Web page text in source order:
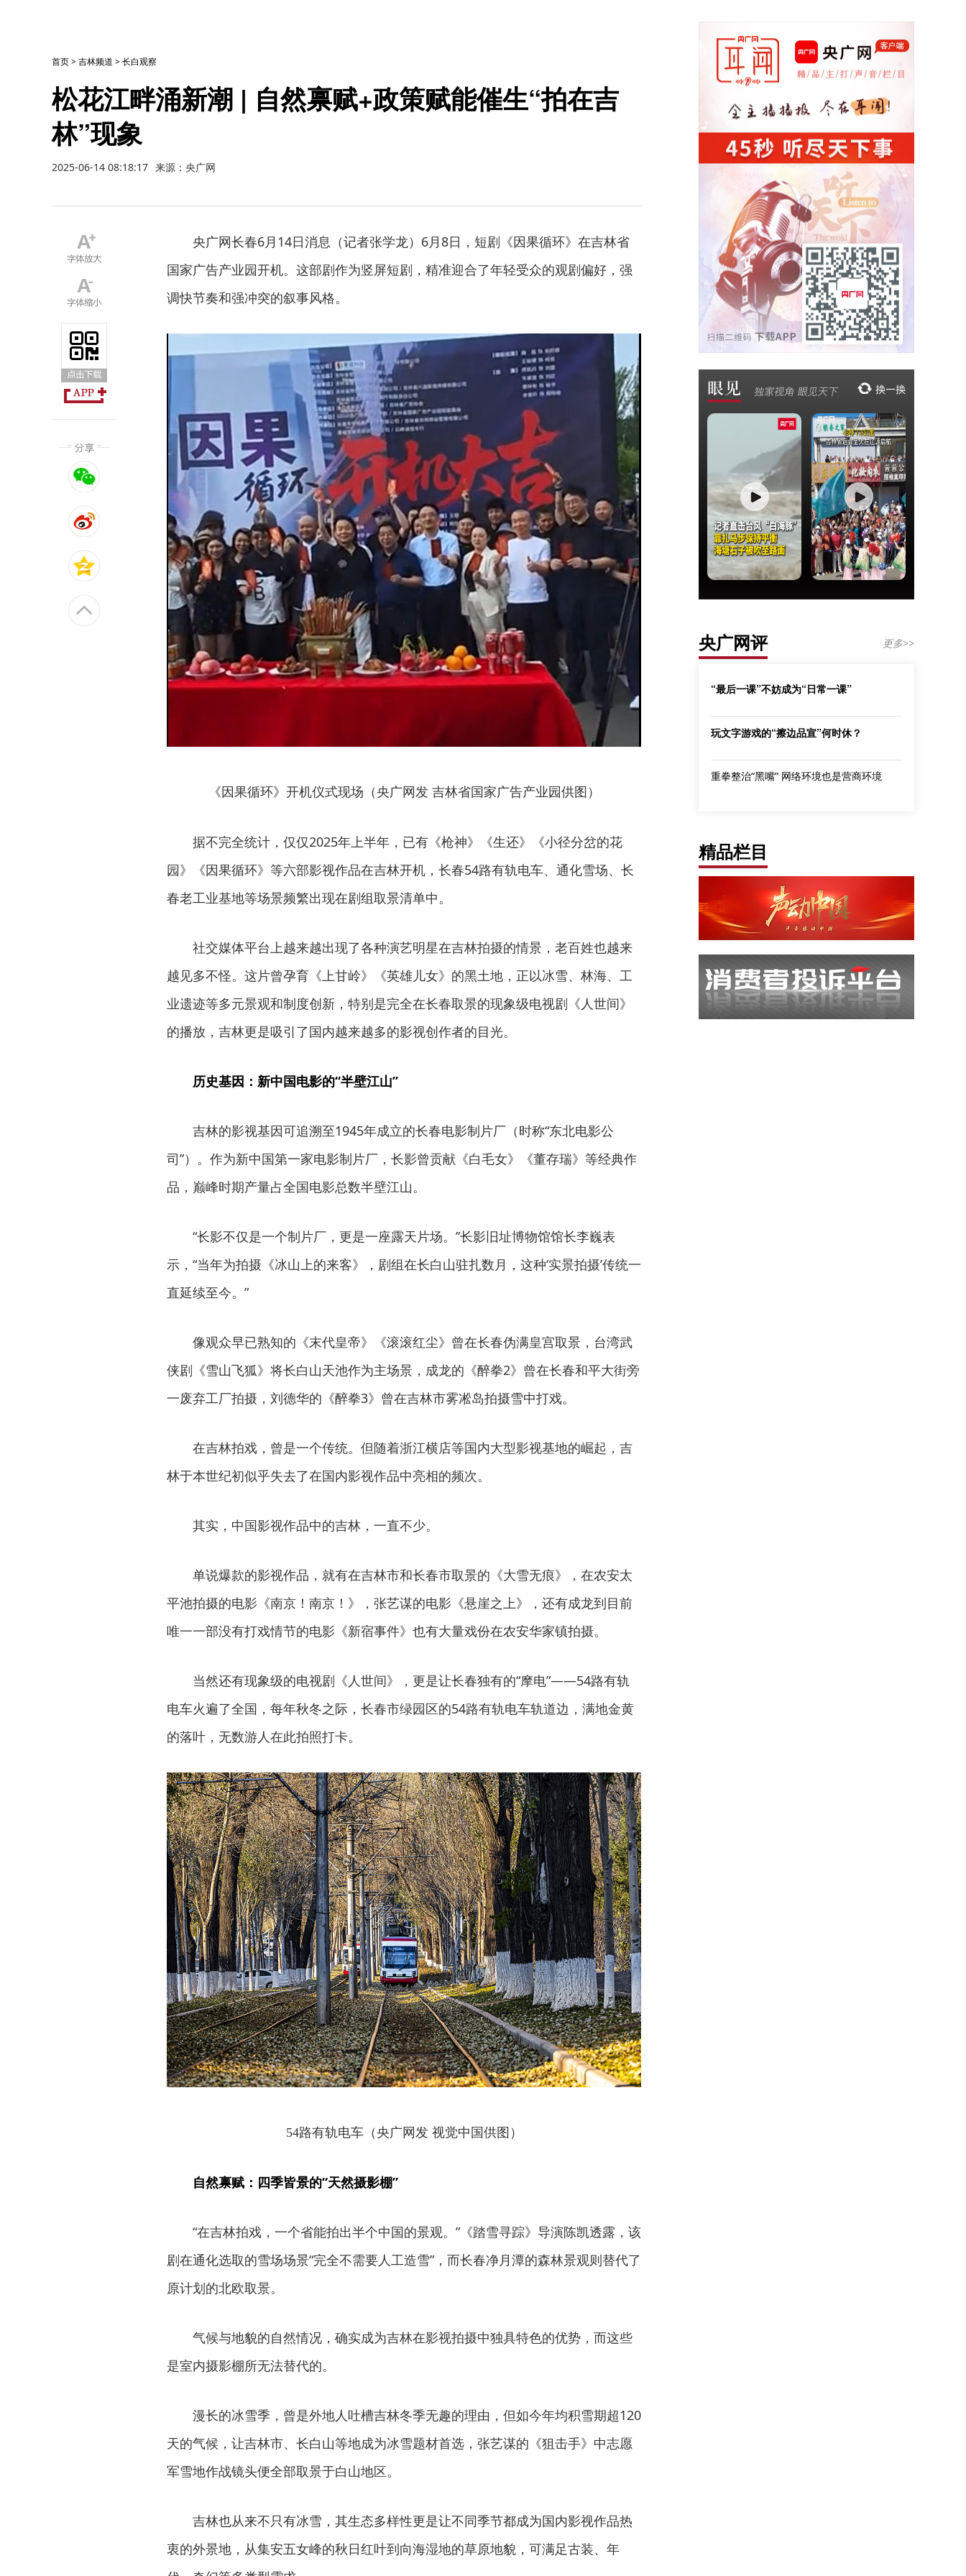
首页>吉林频道 >长白观察
松花江畔涌新潮 | 自然禀赋+政策赋能催生“拍在吉
林”现象
2025-06-14 08:18:17 来源：央广网
央广网长春6月14日消息（记者张学龙）6月8日，短剧《因果循环》在吉林省
国家广告产业园开机。这部剧作为竖屏短剧，精准迎合了年轻受众的观剧偏好，强
调快节奏和强冲突的叙事风格。
《因果循环》开机仪式现场（央广网发 吉林省国家广告产业园供图）
据不完全统计，仅仅2025年上半年，已有《枪神》《生还》《小径分岔的花
园》《因果循环》等六部影视作品在吉林开机，长春54路有轨电车、通化雪场、长
春老工业基地等场景频繁出现在剧组取景清单中。
社交媒体平台上越来越出现了各种演艺明星在吉林拍摄的情景，老百姓也越来
越见多不怪。这片曾孕育《上甘岭》《英雄儿女》的黑土地，正以冰雪、林海、工
业遗迹等多元景观和制度创新，特别是完全在长春取景的现象级电视剧《人世间》
的播放，吉林更是吸引了国内越来越多的影视创作者的目光。
历史基因：新中国电影的“半壁江山”
吉林的影视基因可追溯至1945年成立的长春电影制片厂（时称“东北电影公
司”）。作为新中国第一家电影制片厂，长影曾贡献《白毛女》《董存瑞》等经典作
品，巅峰时期产量占全国电影总数半壁江山。
“长影不仅是一个制片厂，更是一座露天片场。”长影旧址博物馆馆长李巍表
示，“当年为拍摄《冰山上的来客》，剧组在长白山驻扎数月，这种‘实景拍摄’传统一
直延续至今。”
像观众早已熟知的《末代皇帝》《滚滚红尘》曾在长春伪满皇宫取景，台湾武
侠剧《雪山飞狐》将长白山天池作为主场景，成龙的《醉拳2》曾在长春和平大街旁
一废弃工厂拍摄，刘德华的《醉拳3》曾在吉林市雾凇岛拍摄雪中打戏。
在吉林拍戏，曾是一个传统。但随着浙江横店等国内大型影视基地的崛起，吉
林于本世纪初似乎失去了在国内影视作品中亮相的频次。
其实，中国影视作品中的吉林，一直不少。
单说爆款的影视作品，就有在吉林市和长春市取景的《大雪无痕》，在农安太
平池拍摄的电影《南京！南京！》，张艺谋的电影《悬崖之上》，还有成龙到目前
唯一一部没有打戏情节的电影《新宿事件》也有大量戏份在农安华家镇拍摄。
当然还有现象级的电视剧《人世间》，更是让长春独有的“摩电”——54路有轨
电车火遍了全国，每年秋冬之际，长春市绿园区的54路有轨电车轨道边，满地金黄
的落叶，无数游人在此拍照打卡。
54路有轨电车（央广网发 视觉中国供图）
自然禀赋：四季皆景的“天然摄影棚”
“在吉林拍戏，一个省能拍出半个中国的景观。”《踏雪寻踪》导演陈凯透露，该
剧在通化选取的雪场场景“完全不需要人工造雪”，而长春净月潭的森林景观则替代了
原计划的北欧取景。
气候与地貌的自然情况，确实成为吉林在影视拍摄中独具特色的优势，而这些
是室内摄影棚所无法替代的。
漫长的冰雪季，曾是外地人吐槽吉林冬季无趣的理由，但如今年均积雪期超120
天的气候，让吉林市、长白山等地成为冰雪题材首选，张艺谋的《狙击手》中志愿
军雪地作战镜头便全部取景于白山地区。
吉林也从来不只有冰雪，其生态多样性更是让不同季节都成为国内影视作品热
衷的外景地，从集安五女峰的秋日红叶到向海湿地的草原地貌，可满足古装、年
央广网评 更多>>
“最后一课”不妨成为“日常一课”
玩文字游戏的“擦边品宣”何时休？
重拳整治“黑嘴” 网络环境也是营商环境
精品栏目